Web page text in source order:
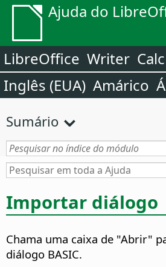
Ajuda do
LibreOffice Writer Calc
Inglês (EUA) Amárico
Sumário
Importar diálogo
Chama uma caixa de "Abrir"
diálogo BASIC.